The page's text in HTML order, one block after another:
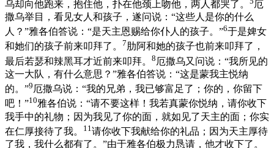
乌却向他跑来，抱住他，扑在他颈上吻他，两人都哭了。
厄
撒乌举目，看见女人和孩子，遂问说：“这些人是你的什么
人？”雅各伯答说：“是天主恩赐给你仆人的孩子。”6于是婢女
和她们的孩子前来叩拜了。 7肋阿和她的孩子也前来叩拜了，
最后若瑟和辣黑耳才近前来叩拜。 8 厄撒乌又问说：“我所见的
这一大队，有什么意思？”雅各伯答说：“这是蒙我主悦纳
的。”9厄撒乌说：“我的兄弟，我已够富足了；你的，你留下
吧！”10雅各伯说：“请不要这样！我若真蒙你悦纳，请你收下
我手中的礼物；因为我见了你的面，就如见了天主的面；你实
在仁厚接待了我。
11 请你收下我献给你的礼品；因为天主厚待
了我，我什么都有了。”由于雅各伯极力恳请，他才收下了。